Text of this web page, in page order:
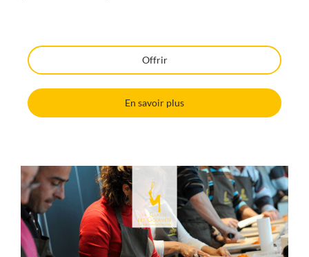
Offrir
En savoir plus